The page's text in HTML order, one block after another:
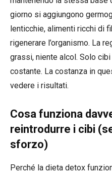
giorno si aggiungono
lenticchie, alimenti ricchi di
rigenerare l’organismo. La
grassi, niente alcol. Solo
costante. La costanza in
vedere i risultati.
Cosa funziona
reintrodurre i cibi
sforzo)
Perché la dieta detox